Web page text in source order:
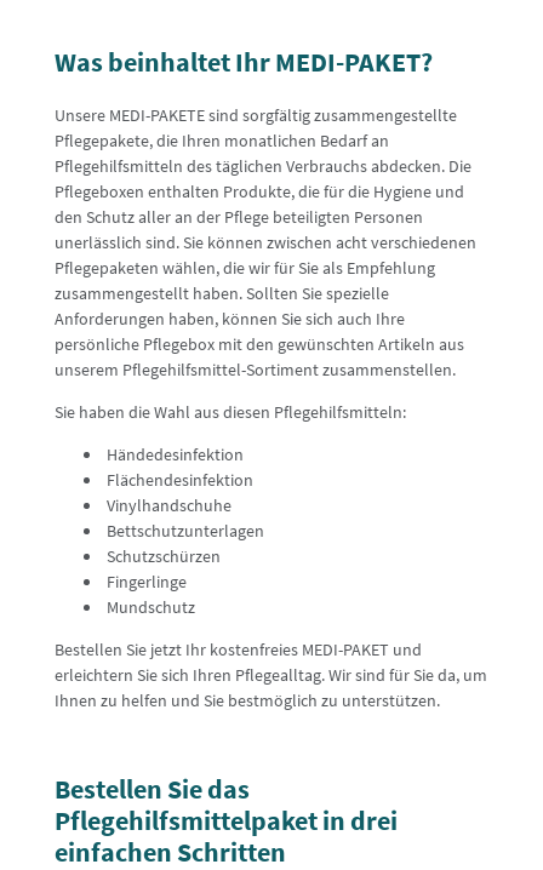
Was beinhaltet Ihr MEDI-PAKET?
Unsere MEDI-PAKETE sind sorgfältig zusammengestellte
Pflegepakete, die Ihren monatlichen Bedarf an
Pflegehilfsmitteln des täglichen Verbrauchs abdecken. Die
Pflegeboxen enthalten Produkte, die für die Hygiene und
den Schutz aller an der Pflege beteiligten Personen
unerlässlich sind. Sie können zwischen acht verschiedenen
Pflegepaketen wählen, die wir für Sie als Empfehlung
zusammengestellt haben. Sollten Sie spezielle
Anforderungen haben, können Sie sich auch Ihre
persönliche Pflegebox mit den gewünschten Artikeln aus
unserem Pflegehilfsmittel-Sortiment zusammenstellen.
Sie haben die Wahl aus diesen Pflegehilfsmitteln:
Händedesinfektion
Flächendesinfektion
Vinylhandschuhe
Bettschutzunterlagen
Schutzschürzen
Fingerlinge
Mundschutz
Bestellen Sie jetzt Ihr kostenfreies MEDI-PAKET und
erleichtern Sie sich Ihren Pflegealltag. Wir sind für Sie da, um
Ihnen zu helfen und Sie bestmöglich zu unterstützen.
Bestellen Sie das
Pflegehilfsmittelpaket in drei
einfachen Schritten